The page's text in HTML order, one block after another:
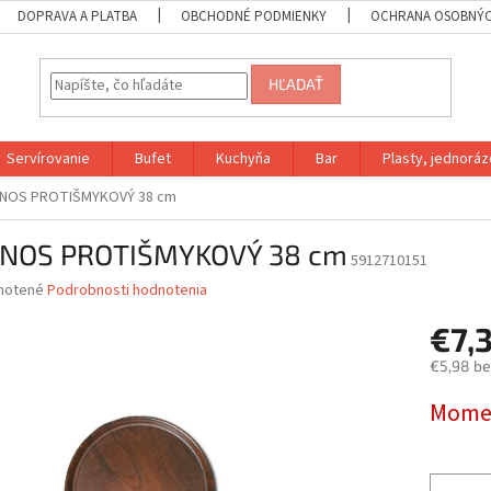
DOPRAVA A PLATBA OBCHODNÉ PODMIENKY OCHRANA
HĽADAŤ
Servírovanie Bufet Kuchyňa Bar Plasty,
PROTIŠMYKOVÝ 38 cm
PROTIŠMYKOVÝ 38 cm 5912710151
Podrobnosti hodnotenia
€5,98
cena: